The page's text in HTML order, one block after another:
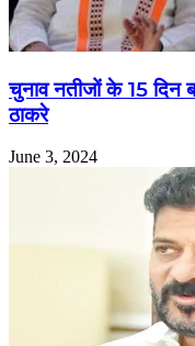
चुनाव नतीजों के 15 दिन
ठाकरे
June 3, 2024